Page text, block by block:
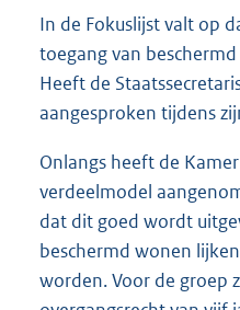
In de Fokuslijst valt op
toegang van
Heeft de
aangesproken tijdens
Onlangs heeft de
verdeelmodel
dat dit goed wordt
beschermd wonen
worden. Voor de groep